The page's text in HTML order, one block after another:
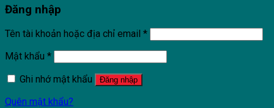
Đăng nhập
Tên tài khoản hoặc địa chỉ email *
Mật khẩu *
Ghi nhớ mật khẩu
Đăng nhập
Quên mật khẩu?